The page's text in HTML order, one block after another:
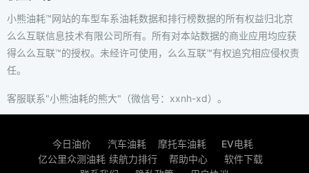
小熊油耗™网站的车型车系油耗数据和排行榜数据的所有权益归北京
么么互联信息技术有限公司所有。所有对本站数据的商业应用均应获
得么么互联™的授权。未经许可使用，么么互联™有权追究相应侵权责
任。
客服联系"小熊油耗的熊大"（微信号：xxnh-xd）。
今日油价 汽车油耗 摩托车油耗
EV电耗
亿公里众测油耗 续航力排行 帮助中心
软件下载